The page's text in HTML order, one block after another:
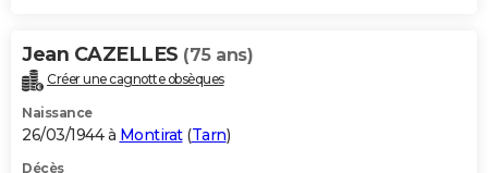
Jean CAZELLES (75 ans)
Créer une cagnotte obsèques
Naissance
26/03/1944 à Montirat(Tarn)
Décès